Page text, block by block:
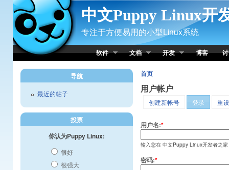
Skip to Content
中文Puppy Linux开
专注于方便易用的小型Linux系统
软件 文档 开发 博客
首页
用户帐户
创建新帐号 登录 重
用户名:*
输入您在 中文Puppy Linux开发者之
密码:*
导航
最近的帖子
投票
你认为Puppy Linux:
很好
很强大